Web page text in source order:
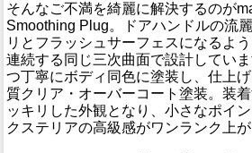
そんなご不満を綺麗に解決するのが
Smoothing Plug。ドアハンドルの流
リとフラッシュサーフェスになるよ
連続する同じ三次曲面で設計してい
つ丁寧にボディ同色に塗装し、仕上
質クリア・オーバーコート塗装。装
ッキリした外観となり、小さなポイ
クステリアの高級感がワンランク上が